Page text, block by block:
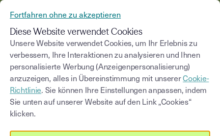
Elektronische Archivierung
und e-Signaturen
Alle Dokumente online unterschreiben und speichern:
Fortfahren ohne zu akzeptieren
Diese Website verwendet Cookies
Unsere Website verwendet Cookies, um Ihr Erlebnis zu
verbessern, Ihre Interaktionen zu analysieren und Ihnen
personalisierte Werbung (Anzeigenpersonalisierung)
anzuzeigen, alles in Übereinstimmung mit unsererCookie-
Richtlinie. Sie können Ihre Einstellungen anpassen, indem
Sie unten auf unserer Website auf den Link „Cookies“
klicken.